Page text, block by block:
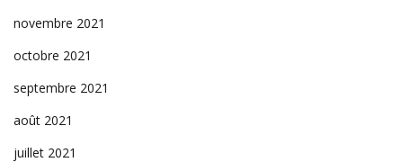
novembre 2021
octobre 2021
septembre 2021
août 2021
juillet 2021